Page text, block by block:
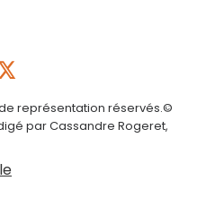
représentation réservés.©
par Cassandre Rogeret,